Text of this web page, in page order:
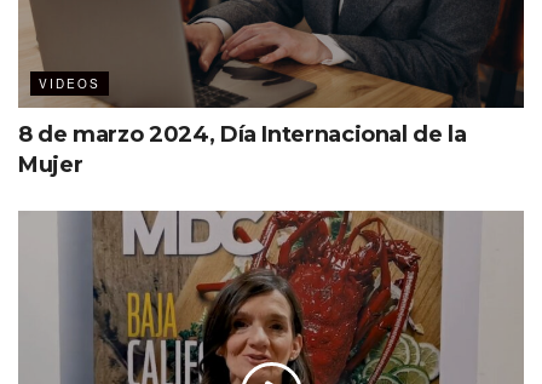
VIDEOS
8 de marzo 2024, Día Internacional de la
Mujer